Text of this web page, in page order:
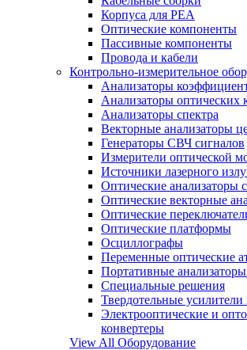
Корпуса для РЕА
Оптические компоненты
Пассивные компоненты
Провода и кабели
Контрольно-измерительное
Анализаторы
Анализаторы оптических
Анализаторы спектра
Векторные анализаторы
Генераторы СВЧ сигналов
Измерители оптической
Источники лазерного
Оптические анализаторы
Оптические векторные
Оптические
Оптические платформы
Осциллографы
Переменные оптические
Портативные анализаторы
Специальные решения
Твердотельные
Электрооптические и
конвертеры
View All Оборудование